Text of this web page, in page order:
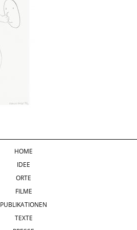
HOME
IDEE
ORTE
FILME
PUBLIKATIONEN
TEXTE